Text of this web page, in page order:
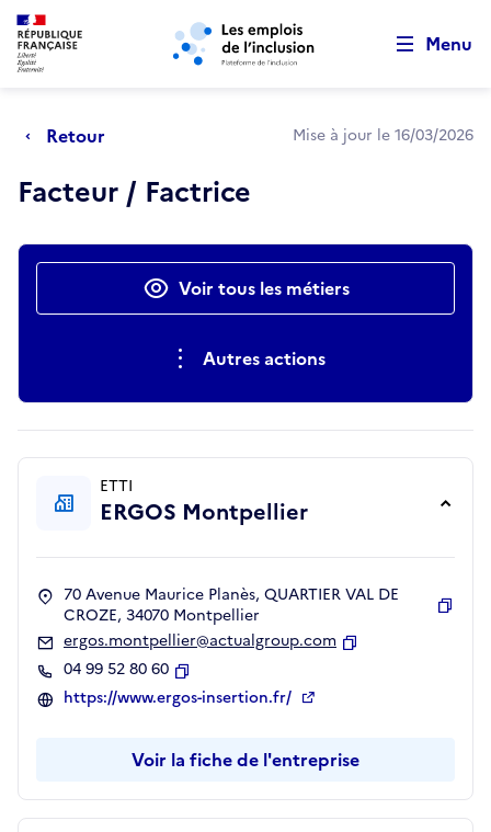
Aller au menu principal Aller au contenu principal
Menu
Retour Mise à jour le 16/03/2026
Facteur / Factrice
Actions rapidesVoir tous les métiers
Autres actions
ETTI
ERGOS Montpellier
70 Avenue Maurice Planès, QUARTIER VAL DE
CROZE, 34070 Montpellier
ergos.montpellier@actualgroup.com
04 99 52 80 60
Copier
https://www.ergos-insertion.fr/
Voir la fiche de l'entreprise
Retour au début de la page
Panneau de gestion des cookies